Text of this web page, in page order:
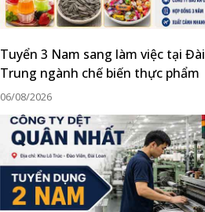
Tuyển 3 Nam sang làm việc tại Đài
Trung ngành chế biến thực phẩm
06/08/2026